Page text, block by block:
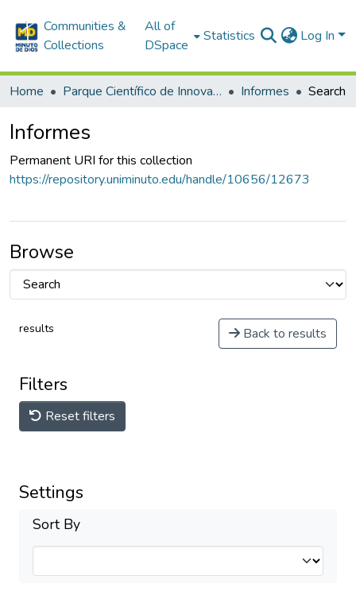
Communities &
Collections
All of
DSpace
Statistics Log In
Home Parque Científico de Innovación Social - PCIS Informes Search
Informes
Permanent URI for this collection
https://repository.uniminuto.edu/handle/10656/12673
Browse
results Back to results
Filters
Reset filters
Settings
Sort By